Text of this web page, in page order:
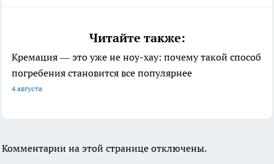
Читайте также:
Кремация — это уже не ноу-хау: почему такой способ
погребения становится все популярнее
4 августа
Комментарии на этой странице отключены.